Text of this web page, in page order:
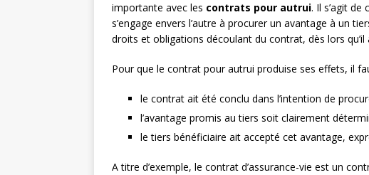
importante avec les contrats pour autrui. Il s’agit de
s’engage envers l’autre à procurer un avantage à un
droits et obligations découlant du contrat, dès lors qu’il
Pour que le contrat pour autrui produise ses effets, il
le contrat ait été conclu dans l’intention de
l’avantage promis au tiers soit clairement
le tiers bénéficiaire ait accepté cet avantage,
A titre d’exemple, le contrat d’assurance-vie est un